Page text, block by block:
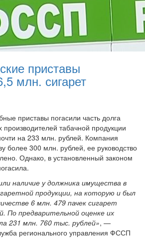
приставы
млн. сигарет
приставы погасили часть долга
производителей табачной продукции
на 233 млн. рублей. Компания
более 300 млн. рублей, ее руководство
Однако, в установленный законом
наличие у должника имущества в
продукции, на которую и был
6 млн. 479 пачек сигарет
По предварительной оценке их
231 млн. 760 тыс. рублей», —
регионального управления ФССП